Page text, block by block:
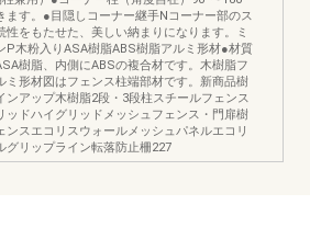
ます。●目隠しコーナー継手Nコーナー部のス
性をもたせた、美しい納まりになります。ミ
P木粉入りASA樹脂ABS樹脂アルミ形材●材質
樹脂、内側にABSの複合材です。木樹脂フ
ミ形材図はフェンス柱端部材です。新商品樹
ンアップ木樹脂2段・3段柱スチールフェンス
ッドハイグリッドメッシュフェンス・門扉樹
ンスエコリスウォールメッシュパネルエコリ
グリップライン転落防止柵227